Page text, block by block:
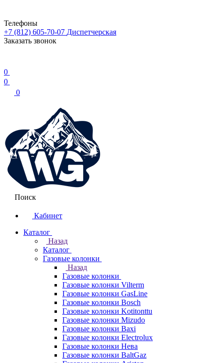
Телефоны
+7 (812) 605-70-07 Диспетчерская
Заказать звонок
0
0
0
Поиск
Кабинет
Каталог
Назад
Каталог
Газовые колонки
Назад
Газовые колонки
Газовые колонки Vilterm
Газовые колонки GasLine
Газовые колонки Bosch
Газовые колонки Kotitonttu
Газовые колонки Mizudo
Газовые колонки Baxi
Газовые колонки Electrolux
Газовые колонки Нева
Газовые колонки BaltGaz